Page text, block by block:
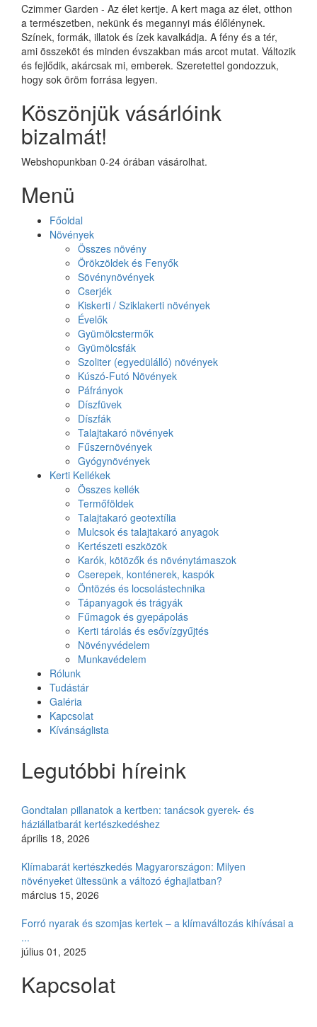
Czimmer Garden - Az élet kertje. A kert maga az élet, otthon
a természetben, nekünk és megannyi más élőlénynek.
Színek, formák, illatok és ízek kavalkádja. A fény és a tér,
ami összeköt és minden évszakban más arcot mutat. Változik
és fejlődik, akárcsak mi, emberek. Szeretettel gondozzuk,
hogy sok öröm forrása legyen.
Köszönjük vásárlóink
bizalmát!
Webshopunkban 0-24 órában vásárolhat.
Menü
Főoldal
Növények
Összes növény
Örökzöldek és Fenyők
Sövénynövények
Cserjék
Kiskerti / Sziklakerti növények
Évelők
Gyümölcstermők
Gyümölcsfák
Szoliter (egyedülálló) növények
Kúszó-Futó Növények
Páfrányok
Díszfüvek
Díszfák
Talajtakaró növények
Fűszernövények
Gyógynövények
Kerti Kellékek
Összes kellék
Termőföldek
Talajtakaró geotextília
Mulcsok és talajtakaró anyagok
Kertészeti eszközök
Karók, kötözők és növénytámaszok
Cserepek, konténerek, kaspók
Öntözés és locsolástechnika
Tápanyagok és trágyák
Fűmagok és gyepápolás
Kerti tárolás és esővízgyűjtés
Növényvédelem
Munkavédelem
Rólunk
Tudástár
Galéria
Kapcsolat
Kívánságlista
Legutóbbi híreink
Gondtalan pillanatok a kertben: tanácsok gyerek- és
háziállatbarát kertészkedéshez
április 18, 2026
Klímabarát kertészkedés Magyarországon: Milyen
növényeket ültessünk a változó éghajlatban?
március 15, 2026
Forró nyarak és szomjas kertek – a klímaváltozás kihívásai a
...
július 01, 2025
Kapcsolat